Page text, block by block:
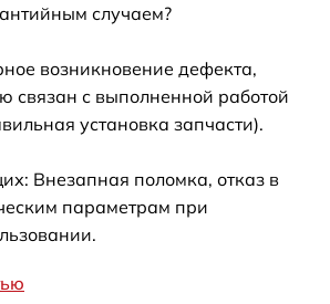
случаем?
возникновение дефекта,
связан с выполненной работой
установка запчасти).
Внезапная поломка, отказ в
параметрам при